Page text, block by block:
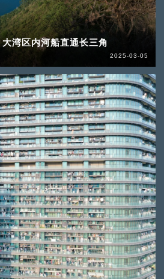
湾区内河船直通长三角
2025-03-05